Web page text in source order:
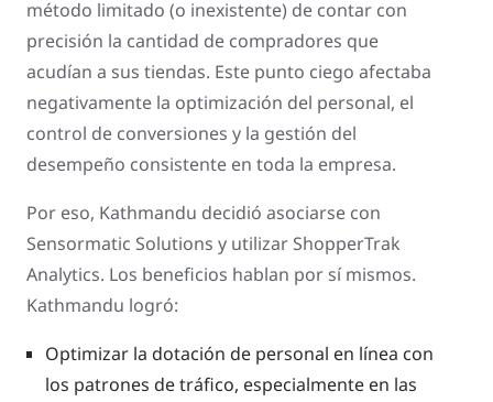
método limitado (o inexistente) de contar con
precisión la cantidad de compradores que
acudían a sus tiendas. Este punto ciego afectaba
negativamente la optimización del personal, el
control de conversiones y la gestión del
desempeño consistente en toda la empresa.
Por eso, Kathmandu decidió asociarse con
Sensormatic Solutions y utilizar ShopperTrak
Analytics. Los beneficios hablan por sí mismos.
Kathmandu logró:
Optimizar la dotación de personal en línea con
los patrones de tráfico, especialmente en las